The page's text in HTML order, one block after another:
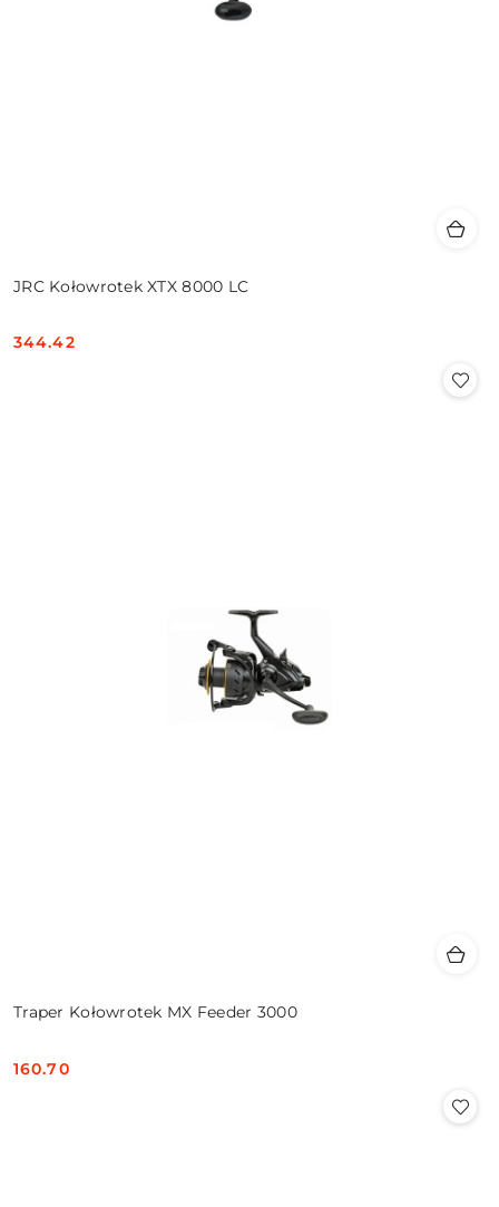
JRC Kołowrotek XTX 8000 LC
Cena:
344.42
Traper Kołowrotek MX Feeder 3000
Cena:
160.70